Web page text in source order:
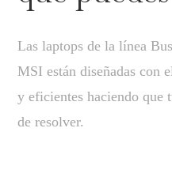
Las laptops de la línea
MSI están diseñadas con
y eficientes haciendo que
de resolver.